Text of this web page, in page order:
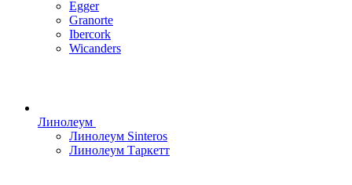
Egger
Granorte
Ibercork
Wicanders
Линолеум
Линолеум Sinteros
Линолеум Таркетт